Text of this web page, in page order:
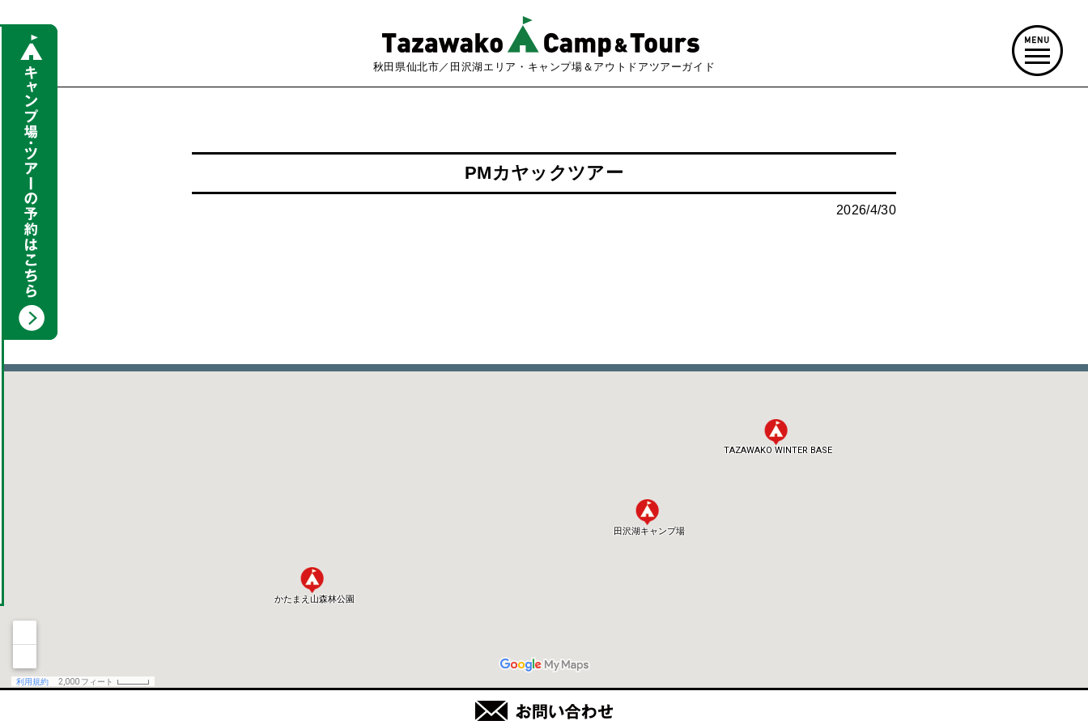
秋田県仙北市／田沢湖エリア・キャンプ場＆アウトドアツアーガイド
PMカヤックツアー
2026/4/30